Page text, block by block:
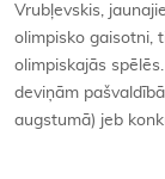
Vrubļevskis,
olimpisko gaisotni,
olimpiskajās
deviņām
augstumā) jeb